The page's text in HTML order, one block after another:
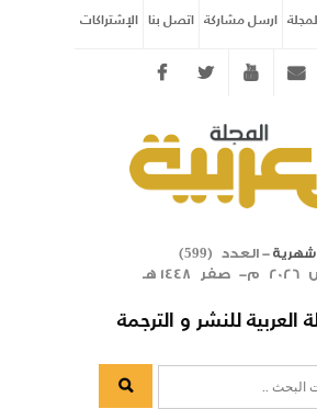
ارسل مشاركة اتصل بنا الإشتراكات
Twitter youtube
- العدد ( 599
)
العربية للنشر و الترجمة